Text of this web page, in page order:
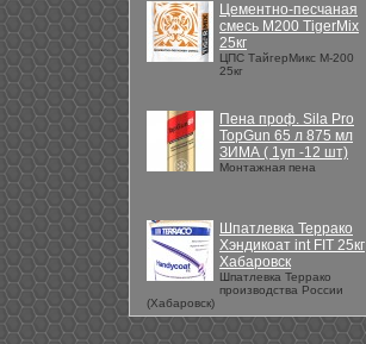
Цементно-песчаная
смесь М200 TigerMix
25кг
ЦПС ТайгерМикс М-200
25кг
Пена проф. Sila Pro
TopGun 65 л 875 мл
ЗИМА ( 1уп -12 шт)
Монтажная пена
Шпатлевка Террако
Хэндикоат int FIT 25кг
Хабаровск
Шпатлевка Террако
производства России
(Хабаровск)